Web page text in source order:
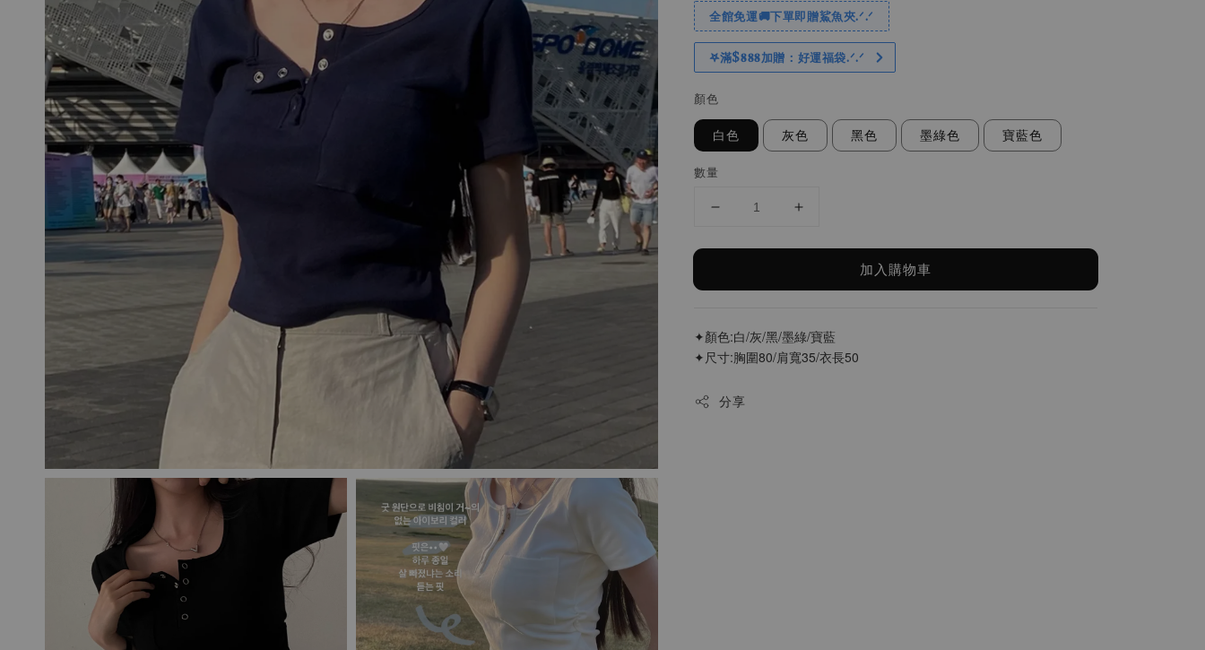
全館免運🚚下單即贈鯊魚夾.ᐟ.ᐟ
𖤐滿$𝟖𝟖𝟖加贈：好運福袋.ᐟ‪.ᐟ
顏色
白色 灰色 黑色 墨綠色 寶藍色
數量
加入購物車
✦顏色:白/灰/黑/墨綠/寶藍
✦尺寸:胸圍80/肩寬35/衣長50
分享